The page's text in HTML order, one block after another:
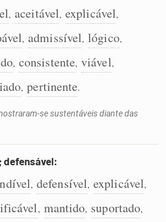
, aceitável, explicável,
, admissível, lógico,
, consistente, viável,
, pertinente.
se sustentáveis diante das
defensável:
, defensível, explicável,
, mantido, suportado,